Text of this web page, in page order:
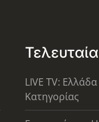
LIVE TV:
Κατηγορίας